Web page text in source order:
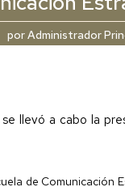
porAdministrador
llevó a cabo la
de Comunicación